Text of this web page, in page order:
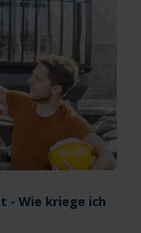
- Wie kriege ich